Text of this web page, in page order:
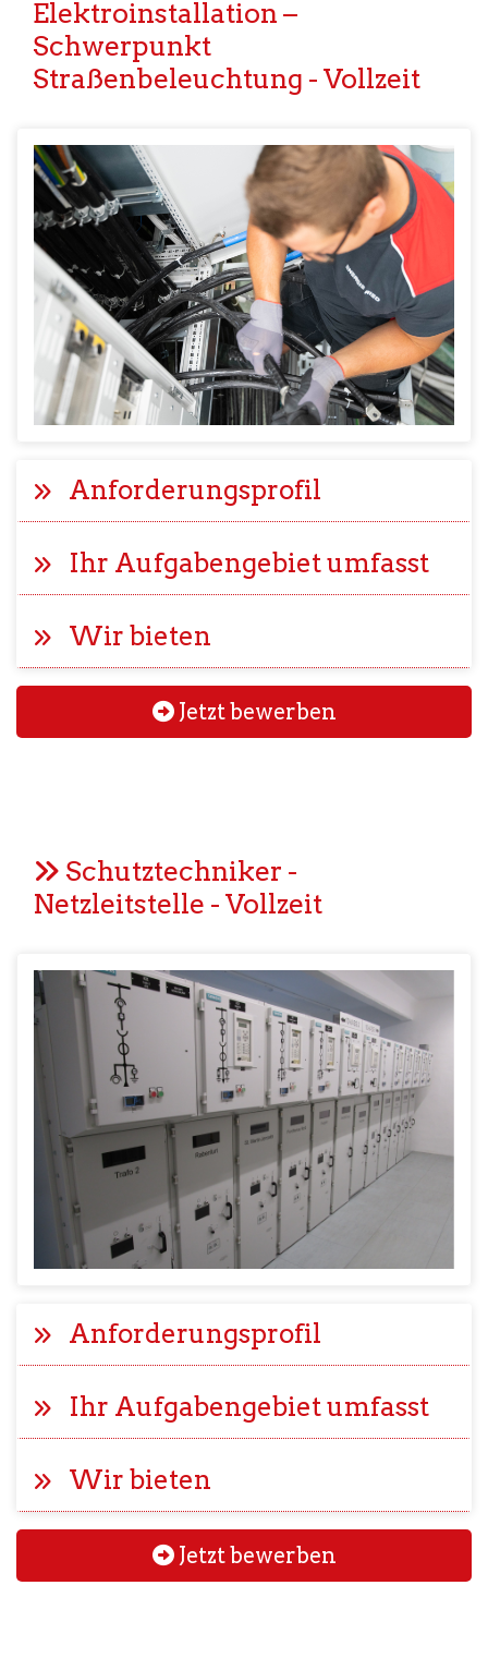
Elektroinstallation –
Schwerpunkt
Straßenbeleuchtung - Vollzeit
Anforderungsprofil
Ihr Aufgabengebiet umfasst
Wir bieten
Jetzt bewerben
Schutztechniker -
Netzleitstelle - Vollzeit
Anforderungsprofil
Ihr Aufgabengebiet umfasst
Wir bieten
Jetzt bewerben